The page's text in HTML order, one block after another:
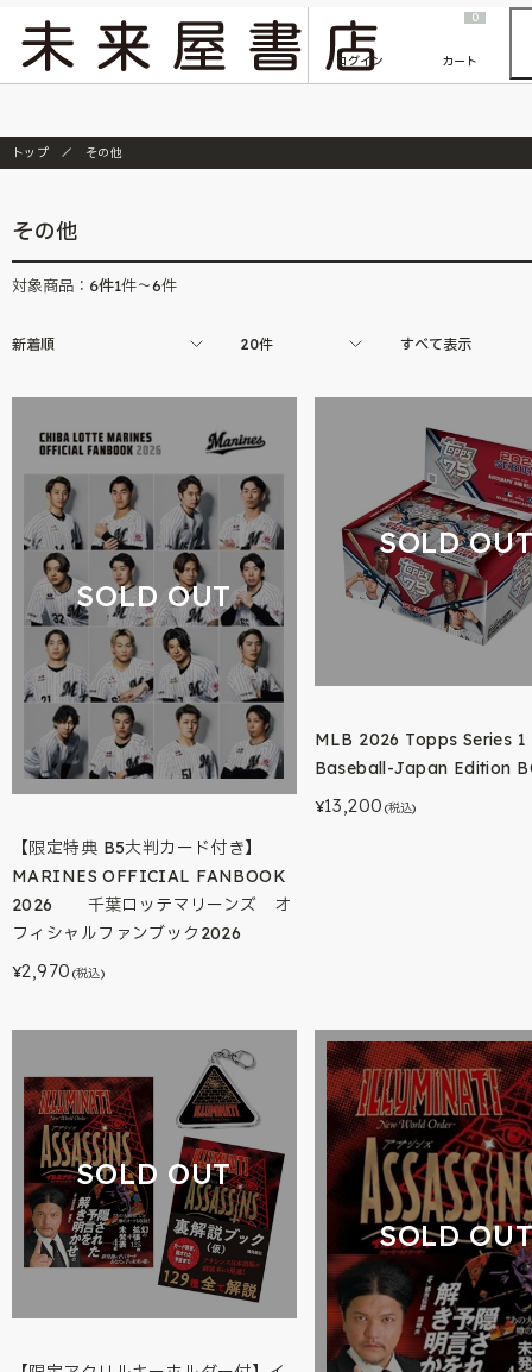
『ONE PIECE magazine 021 ONE PIECEカード付き同梱版』発売延期のご案内
ログイン
0
カート
トップ その他
その他
対象商品： 6件1件～6件
新着順 20件 すべて表示
SOLD OUT
【限定特典 B5大判カード付き】
MARINES OFFICIAL FANBOOK
2026 千葉ロッテマリーンズ オ
フィシャルファンブック2026
¥2,970 (税込)
SOLD
MLB 2026 Topps Series 1
Baseball-Japan Edition
¥13,200 (税込)
SOLD OUT
SOLD